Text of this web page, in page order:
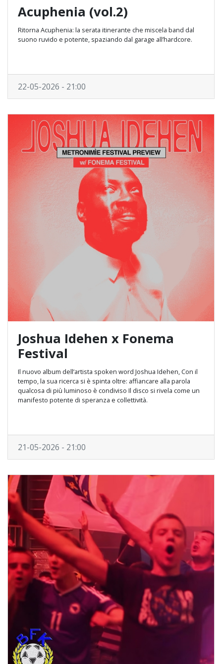
Acuphenia (vol.2)
Ritorna Acuphenia: la serata itinerante che miscela band dal
suono ruvido e potente, spaziando dal garage all’hardcore.
22-05-2026 - 21:00
Joshua Idehen x Fonema
Festival
Il nuovo album dell’artista spoken word Joshua Idehen, Con il
tempo, la sua ricerca si è spinta oltre: affiancare alla parola
qualcosa di più luminoso è condiviso Il disco si rivela come un
manifesto potente di speranza e collettività.
21-05-2026 - 21:00